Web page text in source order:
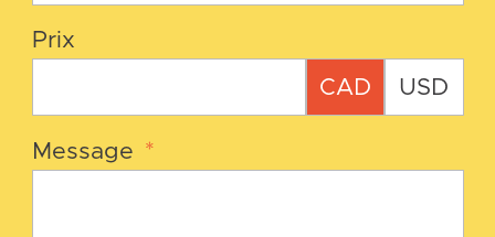
Prix
CAD USD
Message *